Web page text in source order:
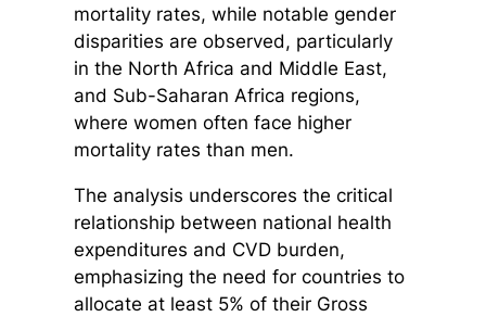
mortality rates, while notable gender
disparities are observed, particularly
in the North Africa and Middle East,
and Sub-Saharan Africa regions,
where women often face higher
mortality rates than men.
The analysis underscores the critical
relationship between national health
expenditures and CVD burden,
emphasizing the need for countries to
allocate at least 5% of their Gross